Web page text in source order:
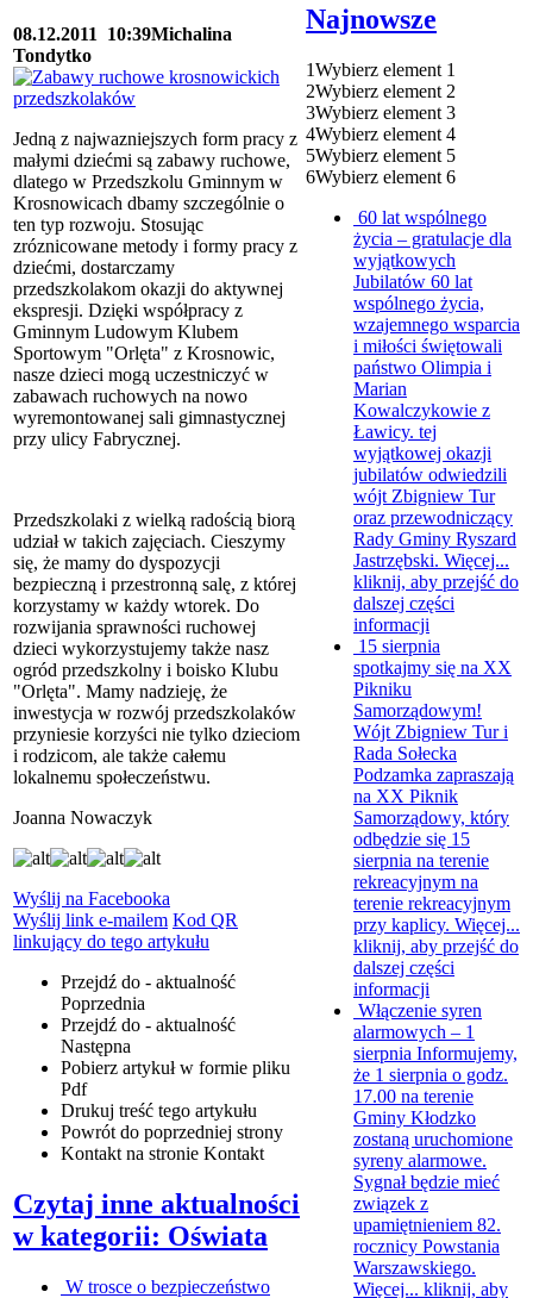
08.12.2011 10:39Michalina
Tondytko
Jedną z najwazniejszych form pracy z
małymi dziećmi są zabawy ruchowe,
dlatego w Przedszkolu Gminnym w
Krosnowicach dbamy szczególnie o
ten typ rozwoju. Stosując
zróznicowane metody i formy pracy z
dziećmi, dostarczamy
przedszkolakom okazji do aktywnej
ekspresji. Dzięki współpracy z
Gminnym Ludowym Klubem
Sportowym "Orlęta" z Krosnowic,
nasze dzieci mogą uczestniczyć w
zabawach ruchowych na nowo
wyremontowanej sali gimnastycznej
przy ulicy Fabrycznej.
Przedszkolaki z wielką radością biorą
udział w takich zajęciach. Cieszymy
się, że mamy do dyspozycji
bezpieczną i przestronną salę, z której
korzystamy w każdy wtorek. Do
rozwijania sprawności ruchowej
dzieci wykorzystujemy także nasz
ogród przedszkolny i boisko Klubu
"Orlęta". Mamy nadzieję, że
inwestycja w rozwój przedszkolaków
przyniesie korzyści nie tylko dzieciom
i rodzicom, ale także całemu
lokalnemu społeczeństwu.
Joanna Nowaczyk
Wyślij na Facebooka
Wyślij link e-mailem Kod QR
linkujący do tego artykułu
Przejdź do - aktualność
Poprzednia
Przejdź do - aktualność
Następna
Pobierz artykuł w formie pliku
Pdf
Drukuj treść tego artykułu
Powrót do poprzedniej strony
Kontakt na stronie Kontakt
Czytaj inne aktualności
w kategorii: Oświata
W trosce o bezpieczeństwo
Najnowsze
1Wybierz element 1
2Wybierz element 2
3Wybierz element 3
4Wybierz element 4
5Wybierz element 5
6Wybierz element 6
60 lat wspólnego
życia – gratulacje dla
wyjątkowych
Jubilatów 60 lat
wspólnego życia,
wzajemnego wsparcia
i miłości świętowali
państwo Olimpia i
Marian
Kowalczykowie z
Ławicy. tej
wyjątkowej okazji
jubilatów odwiedzili
wójt Zbigniew Tur
oraz przewodniczący
Rady Gminy Ryszard
Jastrzębski. Więcej...
kliknij, aby przejść do
dalszej części
informacji
15 sierpnia
spotkajmy się na XX
Pikniku
Samorządowym!
Wójt Zbigniew Tur i
Rada Sołecka
Podzamka zapraszają
na XX Piknik
Samorządowy, który
odbędzie się 15
sierpnia na terenie
rekreacyjnym na
terenie rekreacyjnym
przy kaplicy. Więcej...
kliknij, aby przejść do
dalszej części
informacji
Włączenie syren
alarmowych – 1
sierpnia Informujemy,
że 1 sierpnia o godz.
17.00 na terenie
Gminy Kłodzko
zostaną uruchomione
syreny alarmowe.
Sygnał będzie mieć
związek z
upamiętnieniem 82.
rocznicy Powstania
Warszawskiego.
Więcej... kliknij, aby